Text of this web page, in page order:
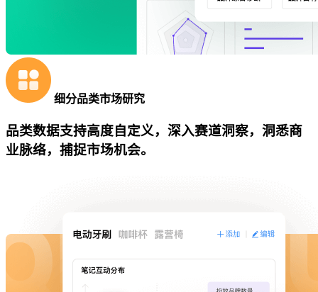
细分品类市场研究
品类数据支持高度自定义，深入赛道洞察，洞悉商
业脉络，捕捉市场机会。